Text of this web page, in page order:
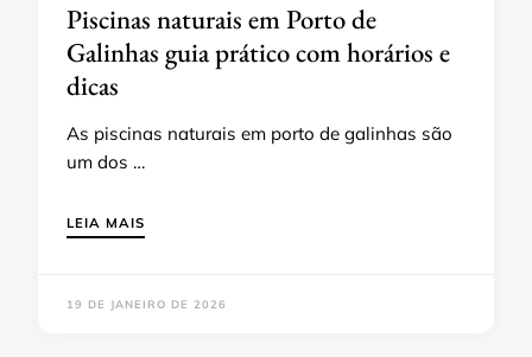
Piscinas naturais em Porto de
Galinhas guia prático com horários e
dicas
As piscinas naturais em porto de galinhas são
um dos …
LEIA MAIS
19 DE JANEIRO DE 2026